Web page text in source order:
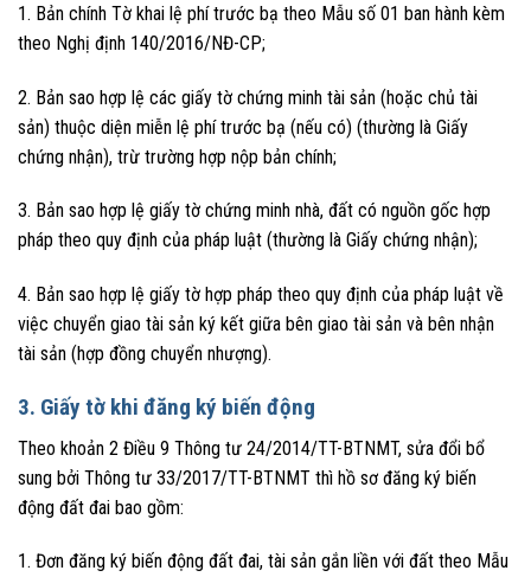
1. Bản chính Tờ khai lệ phí trước bạ theo Mẫu số 01 ban hành kèm
theo Nghị định 140/2016/NĐ-CP;
2. Bản sao hợp lệ các giấy tờ chứng minh tài sản (hoặc chủ tài
sản) thuộc diện miễn lệ phí trước bạ (nếu có) (thường là Giấy
chứng nhận), trừ trường hợp nộp bản chính;
3. Bản sao hợp lệ giấy tờ chứng minh nhà, đất có nguồn gốc hợp
pháp theo quy định của pháp luật (thường là Giấy chứng nhận);
4. Bản sao hợp lệ giấy tờ hợp pháp theo quy định của pháp luật về
việc chuyển giao tài sản ký kết giữa bên giao tài sản và bên nhận
tài sản (hợp đồng chuyển nhượng).
3. Giấy tờ khi đăng ký biến động
Theo khoản 2 Điều 9 Thông tư 24/2014/TT-BTNMT, sửa đổi bổ
sung bởi Thông tư 33/2017/TT-BTNMT thì hồ sơ đăng ký biến
động đất đai bao gồm:
1. Đơn đăng ký biến động đất đai, tài sản gắn liền với đất theo Mẫu